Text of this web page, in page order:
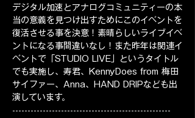
デジタル加速とアナログコミュニティーの本
当の意義を見つけ出すためにこのイベントを
復活させる事を決意！素晴らしいライブイベ
ントになる事間違いなし！また昨年は関連イ
ベントで「STUDIO LIVE」というタイトル
でも実施し、寿君、KennyDoes from 梅田
サイファー、Anna、HAND DRIPなども出
演しています。
----------------------------------------------------